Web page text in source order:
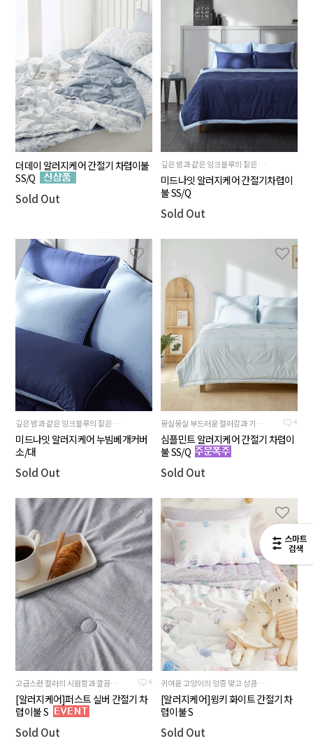
더데이 알러지케어 간절기 차렵이불
SS/Q
Sold Out
깊은 밤과 같은 잉크블루의 짙은 색감과 뒷면 스카이블루의 시원한 배색이 조화로운
미드나잇 알러지케어 간절기차렵이
불 SS/Q
Sold Out
깊은 밤과 같은 잉크블루의 짙은 색감과 뒷면 스카이블루의 시원한 배색이 조화로운
미드나잇 알러지케어 누빔베개커버
소/대
Sold Out
4
몽실몽실 부드러운 컬러감과 기분까지 상쾌해지는 하늘빛 민트블루
심플민트 알러지케어 간절기 차렵이
불 SS/Q
Sold Out
4
고급스런 컬러의 시원함과 깔끔함이 돋보이는 간절기용 얇은 차렵이불
[알러지케어]퍼스트 실버 간절기 차
렵이불 S
Sold Out
귀여운 고양이의 앙증 맞고 상큼한 제품
[알러지케어]윙키 화이트 간절기 차
렵이불 S
Sold Out